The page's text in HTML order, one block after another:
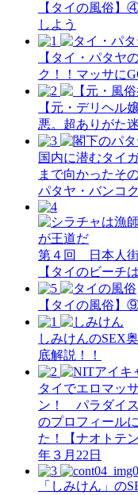
【タイの風俗】​
しよう
【タイ・パタヤ
ク！！マッサに
【元・デリヘル
悪。超ありがた
国内に潜むタイ
まで向かったそ
パタヤ・バンコ
第４回 日本人街
【タイのビーチ
【タイの風俗】​
しみけんのSEX
底解説！！
タイでエロマッ
ン！ パラダイ
のプロフィール
た！【ナオトテ
年３月22日
「しみけん」の